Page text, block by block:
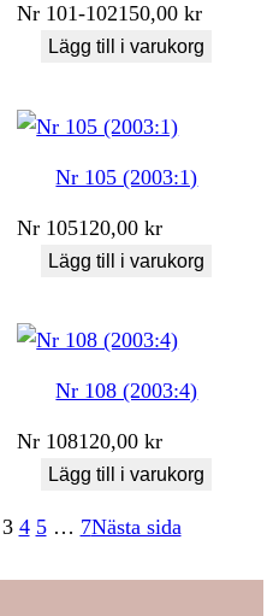
Nr 101-102150,00kr
Lägg till i varukorg
Nr 105 (2003:1)
Nr 105120,00kr
Lägg till i varukorg
Nr 108 (2003:4)
Nr 108120,00kr
Lägg till i varukorg
3 4 5 … 7Nästa sida